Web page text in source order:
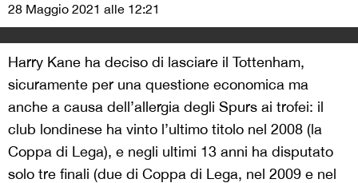
28 Maggio 2021 alle 12:21
Harry Kane ha deciso di lasciare il Tottenham,
sicuramente per una questione economica ma
anche a causa dell’allergia degli Spurs ai trofei: il
club londinese ha vinto l’ultimo titolo nel 2008 (la
Coppa di Lega), e negli ultimi 13 anni ha disputato
solo tre finali (due di Coppa di Lega, nel 2009 e nel